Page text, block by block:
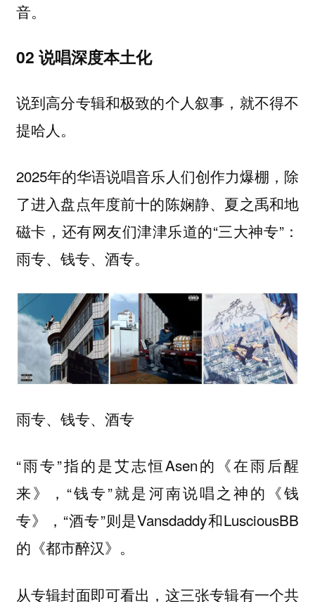
音。
02 说唱深度本土化
说到高分专辑和极致的个人叙事，就不得不
提哈人。
2025年的华语说唱音乐人们创作力爆棚，除
了进入盘点年度前十的陈娴静、夏之禹和地
磁卡，还有网友们津津乐道的“三大神专”：
雨专、钱专、酒专。
雨专、钱专、酒专
“雨专”指的是艾志恒Asen的《在雨后醒
来》，“钱专”就是河南说唱之神的《钱
专》，“酒专”则是Vansdaddy和LusciousBB
的《都市醉汉》。
从专辑封面即可看出，这三张专辑有一个共